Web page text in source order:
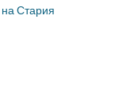
на Стария